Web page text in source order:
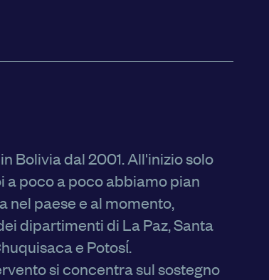
Bolivia dal 2001. All'inizio solo
a poco a poco abbiamo pian
nel paese e al momento,
dipartimenti di La Paz, Santa
e Potosί.
si concentra sul sostegno